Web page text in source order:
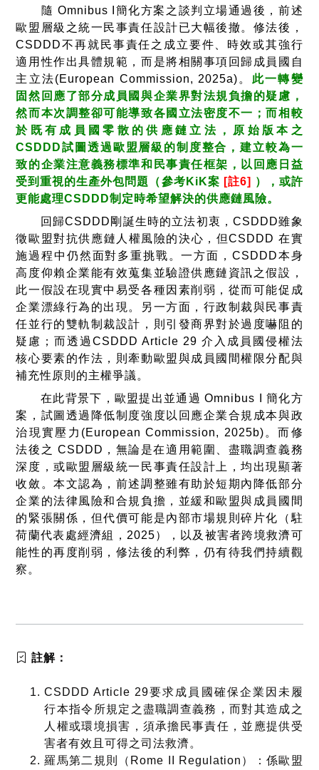
隨 Omnibus I簡化方案之談判立場通過後，前述
歐盟層級之統一民事責任設計已大幅後撤。修法後，
CSDDD不再就民事責任之成立要件、時效或其強行
適用性作出具體規範，而是將相關事項回歸成員國自
主立法(European Commission, 2025a)。 此一轉變
固然回應了部分成員國與企業界對法規負擔的疑慮，
然而本次調整卻可能導致各國立法密度不一；而相較
於既有成員國零散的供應鏈立法，原始版本之
CSDDD試圖透過歐盟層級的制度整合，建立較為一
致的企業注意義務標準和民事責任框架，以回應日益
受到重視的生產外包問題（參考KiK案 [註6] ）， 或許
更能處理CSDDD制定時希望解決的供應鏈風險。
回歸CSDDD剛誕生時的立法初衷，CSDDD雖象
徵歐盟對抗供應鏈人權風險的決心，但CSDDD 在實
施過程中仍然面對多重挑戰。一方面，CSDDD本身
高度仰賴企業能有效蒐集並驗證供應鏈資訊之假設，
此一假設在現實中易受各種因素削弱，從而可能促成
企業漂綠行為的出現。另一方面，行政制裁與民事責
任並行的雙軌制裁設計，則引發商界對於過度嚇阻的
疑慮；而透過CSDDD Article 29 介入成員國侵權法
核心要素的作法，則牽動歐盟與成員國間權限分配與
補充性原則的主權爭議。
在此背景下，歐盟提出並通過 Omnibus I 簡化方
案，試圖透過降低制度強度以回應企業合規成本與政
治現實壓力(European Commission, 2025b)。而修
法後之 CSDDD，無論是在適用範圍、盡職調查義務
深度，或歐盟層級統一民事責任設計上，均出現顯著
收斂。本文認為，前述調整雖有助於短期內降低部分
企業的法律風險和合規負擔，並緩和歐盟與成員國間
的緊張關係，但代價可能是內部市場規則碎片化（駐
荷蘭代表處經濟組，2025），以及被害者跨境救濟可
能性的再度削弱，修法後的利弊，仍有待我們持續觀
察。
註解：
CSDDD Article 29要求成員國確保企業因未履
行本指令所規定之盡職調查義務，而對其造成之
人權或環境損害，須承擔民事責任，並應提供受
害者有效且可得之司法救濟。
羅馬第二規則（Rome II Regulation）：係歐盟